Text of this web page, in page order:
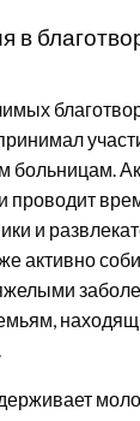
в
больницам.
проводит
и
активно